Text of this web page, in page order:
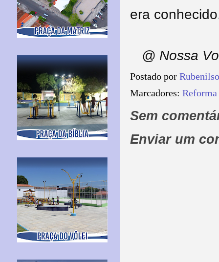
era
@ Nossa
Postado por
Marcadores:
Sem
Enviar um